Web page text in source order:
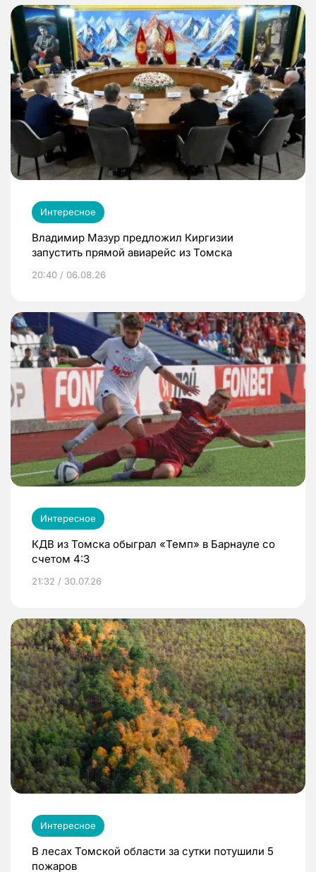
Интересное
Владимир Мазур предложил Киргизии
запустить прямой авиарейс из Томска
20:40 / 06.08.26
Интересное
КДВ из Томска обыграл «Темп» в Барнауле со
счетом 4:3
21:32 / 30.07.26
Интересное
В лесах Томской области за сутки потушили 5
пожаров